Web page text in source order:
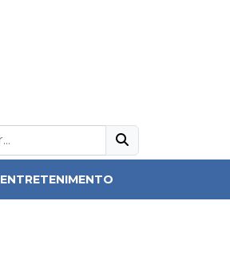
ENTRETENIMENTO